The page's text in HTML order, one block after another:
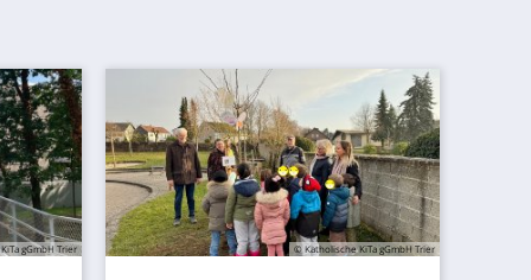
gGmbH Trier © Katholische KiTa gGmbH Trier